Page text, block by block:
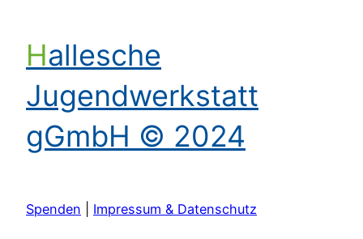
Hallesche
Jugendwerkstatt
gGmbH © 2024
Spenden Impressum & Datenschutz